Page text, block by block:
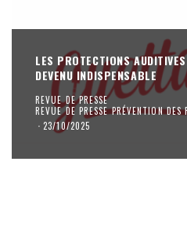
LES PROTECTIONS
DEVENU INDISPENSABLE
REVUE DE PRESSE
REVUE DE PRESSE PRÉVENTION
· 23/10/2025